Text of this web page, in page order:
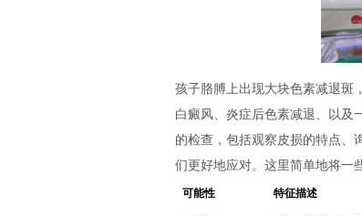
孩子胳膊上出现大块色素减退斑
白癜风、炎症后色素减退、以及
的检查，包括观察皮损的特点、
们更好地应对。这里简单地将一
可能性 特征描述